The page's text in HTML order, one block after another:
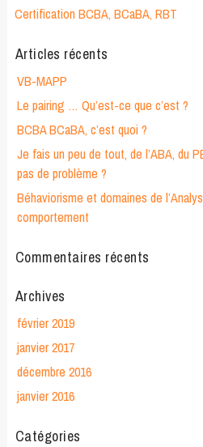
Certification BCBA, BCaBA, RBT
Articles récents
VB-MAPP
Le pairing … Qu’est-ce que c’est ?
BCBA BCaBA, c’est quoi ?
Je fais un peu de tout, de l’ABA, du
pas de problème ?
Béhaviorisme et domaines de
comportement
Commentaires récents
Archives
février 2019
janvier 2017
décembre 2016
janvier 2016
Catégories